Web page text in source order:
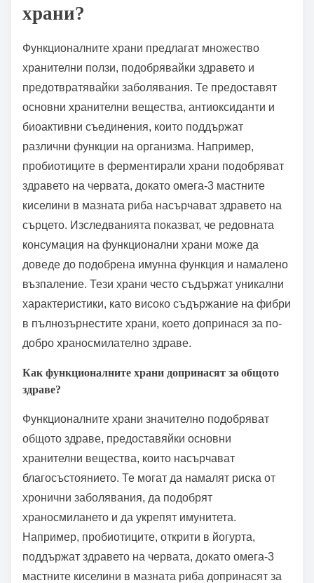
храни?
Функционалните храни предлагат множество
хранителни ползи, подобрявайки здравето и
предотвратявайки заболявания. Те предоставят
основни хранителни вещества, антиоксиданти и
биоактивни съединения, които поддържат
различни функции на организма. Например,
пробиотиците в ферментирали храни подобряват
здравето на червата, докато омега-3 мастните
киселини в мазната риба насърчават здравето на
сърцето. Изследванията показват, че редовната
консумация на функционални храни може да
доведе до подобрена имунна функция и намалено
възпаление. Тези храни често съдържат уникални
характеристики, като високо съдържание на фибри
в пълнозърнестите храни, което допринася за по-
добро храносмилателно здраве.
Как функционалните храни допринасят за общото
здраве?
Функционалните храни значително подобряват
общото здраве, предоставяйки основни
хранителни вещества, които насърчават
благосъстоянието. Те могат да намалят риска от
хронични заболявания, да подобрят
храносмилането и да укрепят имунитета.
Например, пробиотиците, открити в йогурта,
поддържат здравето на червата, докато омега-3
мастните киселини в мазната риба допринасят за